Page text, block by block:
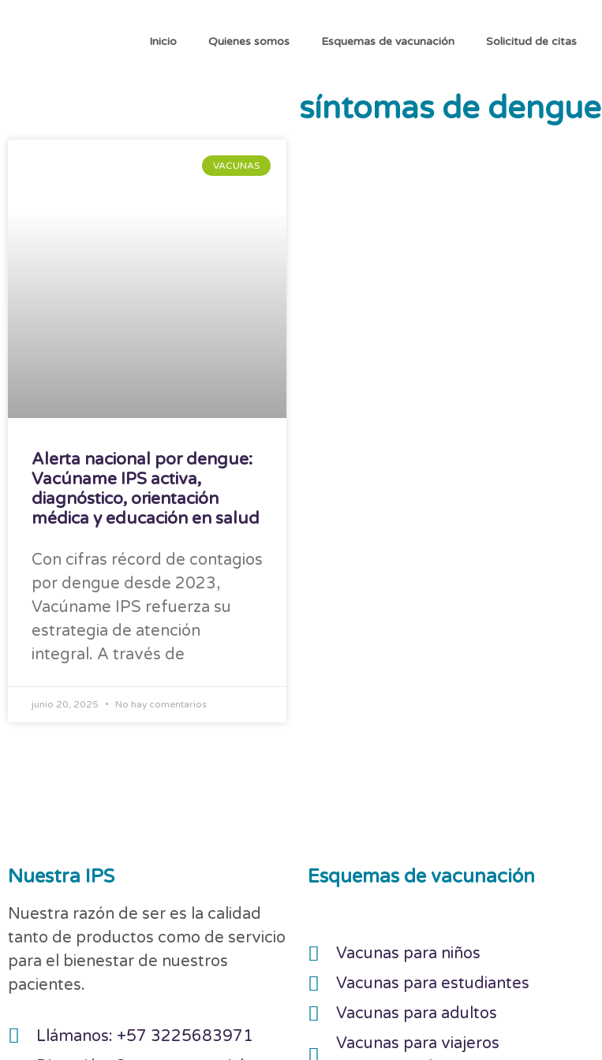
Inicio Quienes somos Esquemas de vacunación Solicitud de citas
síntomas de dengue
VACUNAS
Alerta nacional por dengue:
Vacúname IPS activa,
diagnóstico, orientación
médica y educación en salud
Con cifras récord de contagios
por dengue desde 2023,
Vacúname IPS refuerza su
estrategia de atención
integral. A través de
junio 20, 2025 No hay comentarios
Nuestra IPS
Nuestra razón de ser es la calidad
tanto de productos como de servicio
para el bienestar de nuestros
pacientes.
Llámanos: +57 3225683971
Esquemas de vacunación
Vacunas para niños
Vacunas para estudiantes
Vacunas para adultos
Vacunas para viajeros